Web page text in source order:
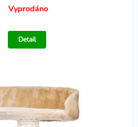
Vyprodáno
Detail